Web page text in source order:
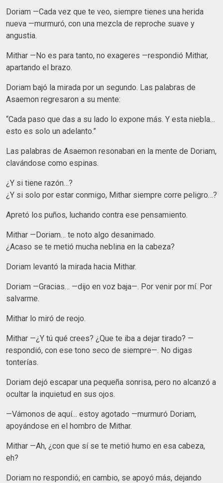
Doriam —Cada vez que te veo, siempre tienes una herida
nueva —murmuró, con una mezcla de reproche suave y
angustia.
Mithar —No es para tanto, no exageres —respondió Mithar,
apartando el brazo.
Doriam bajó la mirada por un segundo. Las palabras de
Asaemon regresaron a su mente:
“Cada paso que das a su lado lo expone más. Y esta niebla…
esto es solo un adelanto.”
Las palabras de Asaemon resonaban en la mente de Doriam,
clavándose como espinas.
¿Y si tiene razón…?
¿Y si solo por estar conmigo, Mithar siempre corre peligro…?
Apretó los puños, luchando contra ese pensamiento.
Mithar —Doriam… te noto algo desanimado.
¿Acaso se te metió mucha neblina en la cabeza?
Doriam levantó la mirada hacia Mithar.
Doriam —Gracias… —dijo en voz baja—. Por venir por mí. Por
salvarme.
Mithar lo miró de reojo.
Mithar —¿Y tú qué crees? ¿Que te iba a dejar tirado? —
respondió, con ese tono seco de siempre—. No digas
tonterías.
Doriam dejó escapar una pequeña sonrisa, pero no alcanzó a
ocultar la inquietud en sus ojos.
—Vámonos de aquí… estoy agotado —murmuró Doriam,
apoyándose en el hombro de Mithar.
Mithar —Ah, ¿con que sí se te metió humo en esa cabeza,
eh?
Doriam no respondió; en cambio, se apoyó más, dejando